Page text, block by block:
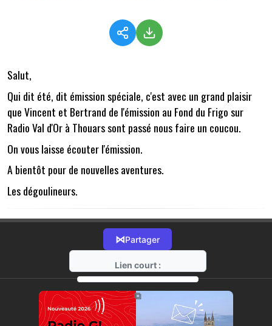
Salut,
Qui dit été, dit émission spéciale, c'est avec un grand plaisir
que Vincent et Bertrand de l'émission au Fond du Frigo sur
Radio Val d'Or à Thouars sont passé nous faire un coucou.
On vous laisse écouter l'émission.
A bientôt pour de nouvelles aventures.
Les dégoulineurs.
⋈Partager
Lien court :
https://radio-g.fr?15226
⧉